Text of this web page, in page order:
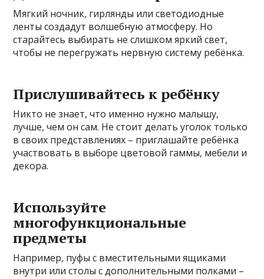
Мягкий ночник, гирлянды или светодиодные
ленты создадут волшебную атмосферу. Но
старайтесь выбирать не слишком яркий свет,
чтобы не перегружать нервную систему ребёнка.
Прислушивайтесь к ребёнку
Никто не знает, что именно нужно малышу,
лучше, чем он сам. Не стоит делать уголок только
в своих представлениях – приглашайте ребёнка
участвовать в выборе цветовой гаммы, мебели и
декора.
Используйте
многофункциональные
предметы
Например, пуфы с вместительными ящиками
внутри или столы с дополнительными полками –